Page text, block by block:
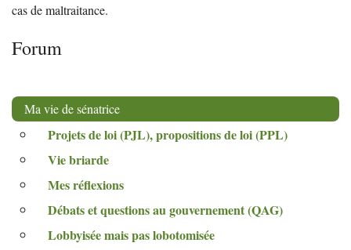
cas de maltraitance.
Forum
Ma vie de sénatrice
Projets de loi (PJL), propositions de loi (PPL)
Vie briarde
Mes réflexions
Débats et questions au gouvernement (QAG)
Lobbyisée mais pas lobotomisée